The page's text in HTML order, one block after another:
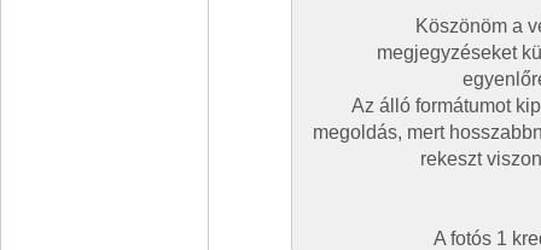
Köszönöm a
megjegyzéseket
Az álló formátumot
megoldás, mert
rekeszt
A fotós 1